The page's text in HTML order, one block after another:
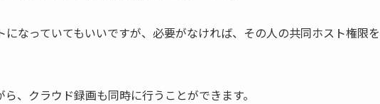
なっていてもいいですが、必要がなければ、その人の共同ホスト権限を
、クラウド録画も同時に行うことができます。